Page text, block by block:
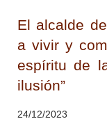
El alcalde
a vivir y
espíritu de
ilusión”
24/12/2023